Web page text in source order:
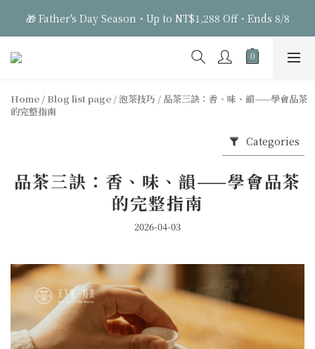
🎁 Father's Day Season・Up to NT$1,288 Off・Ends 8/8
0
1
0
Days
:
1
3
Hours
:
2
1
7
6
1
Minutes
:
2
1
7
6
4
1
Seconds
🎁 Father's Day Season・Up to NT$1,288 Off・Ends 8/8
Home / Blog list page /泡茶技巧 / 品茶三訣：香、味、韻——學會品茶
的完整指南
Categories
品茶三訣：香、味、韻——學會品茶
的完整指南
2026-04-03